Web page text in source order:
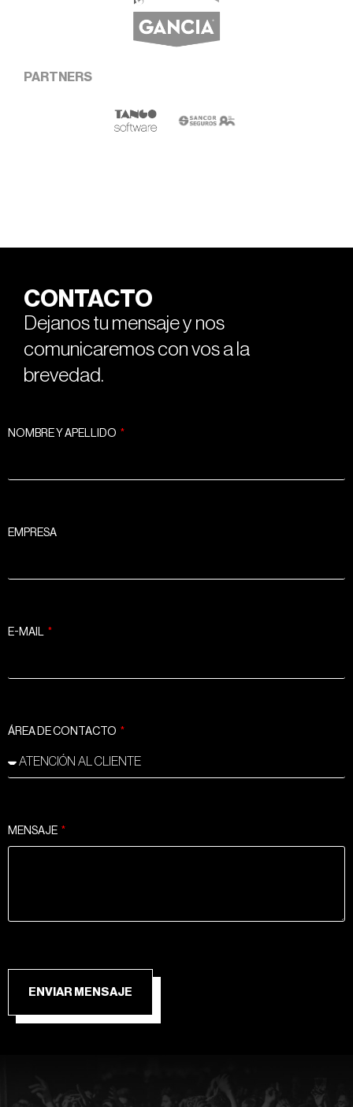
PARTNERS
CONTACTO
Dejanos tu mensaje y nos
comunicaremos con vos a la
brevedad.
NOMBRE Y APELLIDO
EMPRESA
E-MAIL
ÁREA DE CONTACTO
MENSAJE
ENVIAR MENSAJE